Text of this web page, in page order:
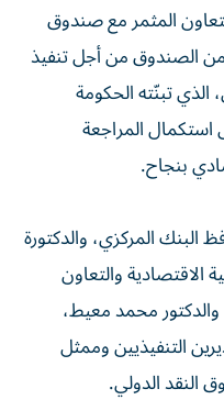
المثمر مع صندوق
من الصندوق من أجل تنفيذ
تبنّته الحكومة
المراجعة
بنجاح.
المركزي، والدكتورة
الاقتصادية والتعاون
والدكتور محمد معيط،
التنفيذيين وممثل
النقد الدولي.